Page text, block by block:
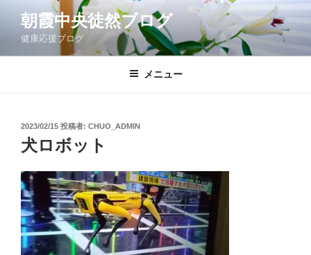
ン
朝霞中央徒然ブログ
健康応援ブログ
メニュー
投
日:
2023/02/15 投稿者: CHUO_ADMIN
犬ロボット